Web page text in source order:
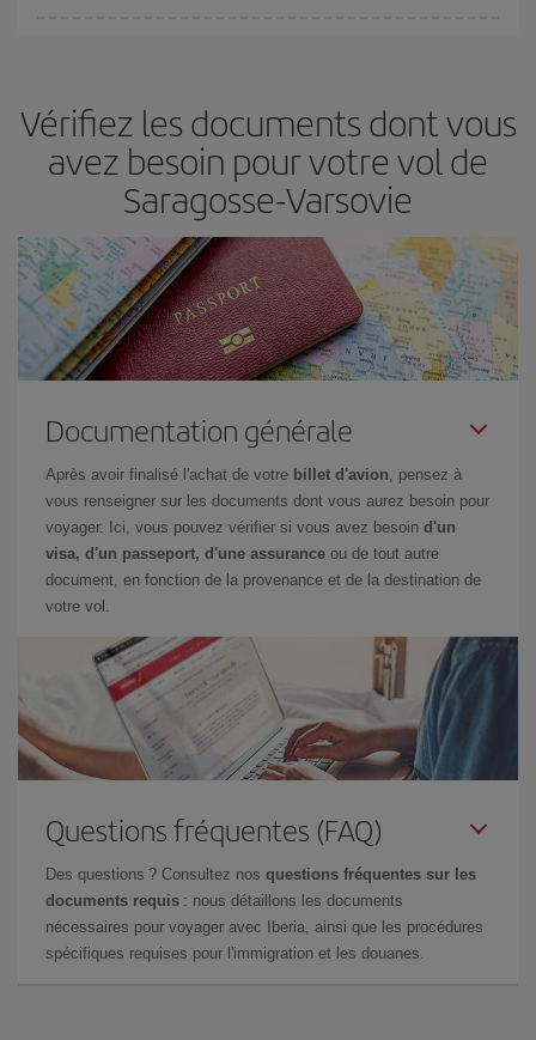
Vérifiez les documents dont vous
avez besoin pour votre vol de
Saragosse-Varsovie
Documentation générale
Après avoir finalisé l'achat de votre billet d'avion, pensez à
vous renseigner sur les documents dont vous aurez besoin pour
voyager. Ici, vous pouvez vérifier si vous avez besoin d'un
visa, d'un passeport, d'une assurance ou de tout autre
document, en fonction de la provenance et de la destination de
votre vol.
Questions fréquentes (FAQ)
Des questions ? Consultez nos questions fréquentes sur les
documents requis : nous détaillons les documents
nécessaires pour voyager avec Iberia, ainsi que les procédures
spécifiques requises pour l'immigration et les douanes.